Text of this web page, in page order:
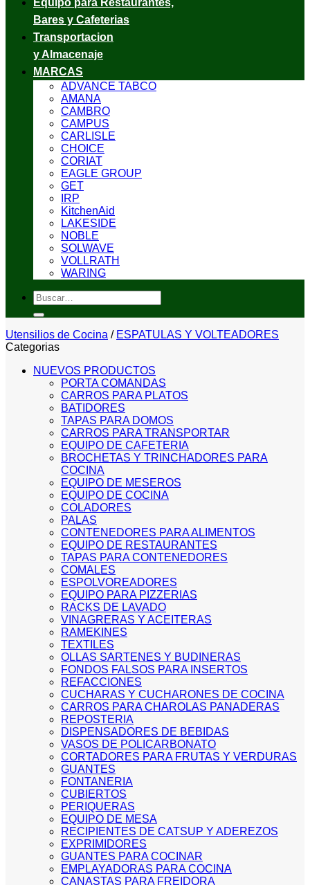
Equipo para Restaurantes,
Bares y Cafeterias
Transportacion
y Almacenaje
MARCAS
ADVANCE TABCO
AMANA
CAMBRO
CAMPUS
CARLISLE
CHOICE
CORIAT
EAGLE GROUP
GET
IRP
KitchenAid
LAKESIDE
NOBLE
SOLWAVE
VOLLRATH
WARING
Buscar
por:
Utensilios de Cocina / ESPATULAS Y VOLTEADORES
Categorias
NUEVOS PRODUCTOS
PORTA COMANDAS
CARROS PARA PLATOS
BATIDORES
TAPAS PARA DOMOS
CARROS PARA TRANSPORTAR
EQUIPO DE CAFETERIA
BROCHETAS Y TRINCHADORES PARA
COCINA
EQUIPO DE MESEROS
EQUIPO DE COCINA
COLADORES
PALAS
CONTENEDORES PARA ALIMENTOS
EQUIPO DE RESTAURANTES
TAPAS PARA CONTENEDORES
COMALES
ESPOLVOREADORES
EQUIPO PARA PIZZERIAS
RACKS DE LAVADO
VINAGRERAS Y ACEITERAS
RAMEKINES
TEXTILES
OLLAS SARTENES Y BUDINERAS
FONDOS FALSOS PARA INSERTOS
REFACCIONES
CUCHARAS Y CUCHARONES DE COCINA
CARROS PARA CHAROLAS PANADERAS
REPOSTERIA
DISPENSADORES DE BEBIDAS
VASOS DE POLICARBONATO
CORTADORES PARA FRUTAS Y VERDURAS
GUANTES
FONTANERIA
CUBIERTOS
PERIQUERAS
EQUIPO DE MESA
RECIPIENTES DE CATSUP Y ADEREZOS
EXPRIMIDORES
GUANTES PARA COCINAR
EMPLAYADORAS PARA COCINA
CANASTAS PARA FREIDORA